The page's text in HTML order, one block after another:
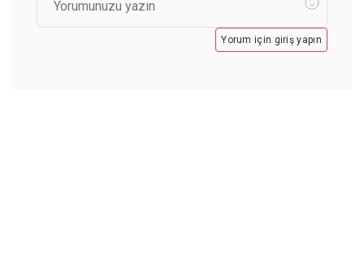
Yorum için giriş yapın